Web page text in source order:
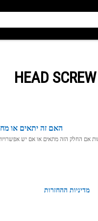
:
האם זה יתאים או
אם החלק הזה מתאים או אם יש אפשרויות
מדיניות ההחזרות